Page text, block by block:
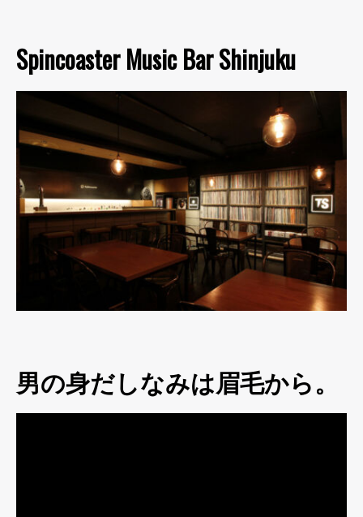
Spincoaster Music Bar Shinjuku
男の身だしなみは眉毛から。